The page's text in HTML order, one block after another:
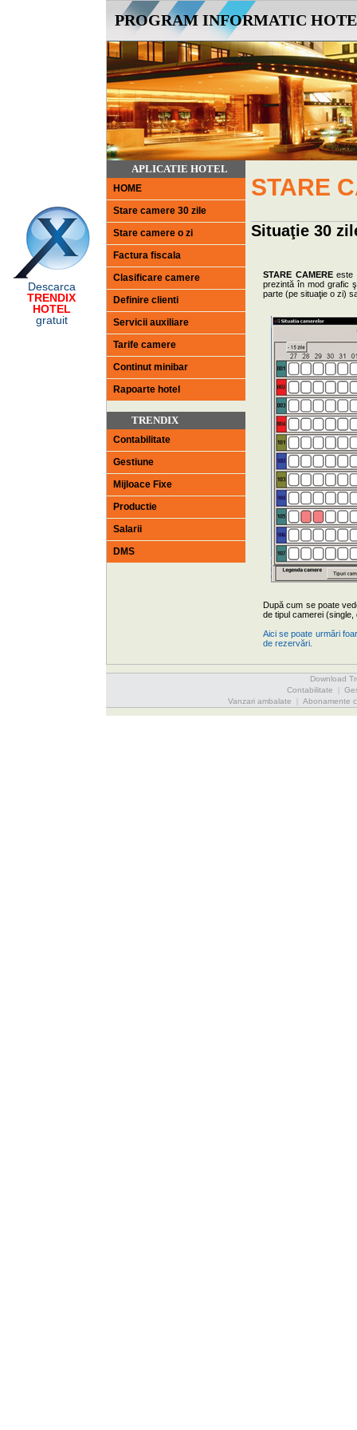
Descarca
TRENDIX
HOTEL
gratuit
PROGRAM INFORMATIC
APLICATIE HOTEL
HOME
Stare camere 30 zile
Stare camere o zi
Factura fiscala
Clasificare camere
Definire clienti
Servicii auxiliare
Tarife camere
Continut minibar
Rapoarte hotel
TRENDIX
Contabilitate
Gestiune
Mijloace Fixe
Productie
Salarii
DMS
STARE
Situaţie 30
STARE CAMEREeste
prezintă în mod grafic
parte (pe situaţie o zi)
După cum se poate
de tipul camerei
Aici se poate urmări
de rezervări.
Download
Contabilitate
Vanzari ambalate
Abonamente